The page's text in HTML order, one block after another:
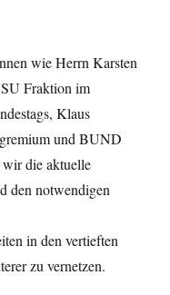
wie Herrn Karsten
Fraktion im
Klaus
und BUND
die aktuelle
den notwendigen
in den vertieften
zu vernetzen.